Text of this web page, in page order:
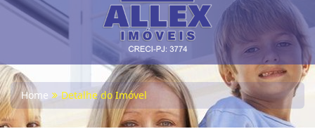
Home Detalhe do Imóvel